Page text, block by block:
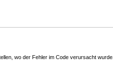
wo der Fehler im Code verursacht wurde.